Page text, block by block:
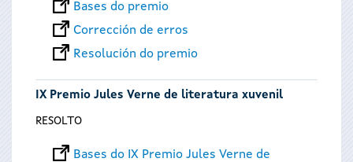
Bases do premio
Corrección de erros
Resolución do premio
IX Premio Jules Verne de literatura xuvenil
RESOLTO
Bases do IX Premio Jules Verne de